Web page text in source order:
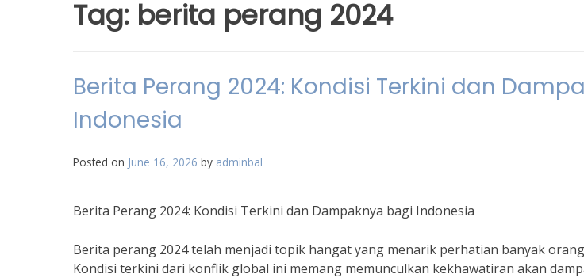
Tag: berita perang 2024
Berita Perang 2024: Kondisi Terkini dan
Indonesia
Posted on June 16, 2026 by adminbal
Berita Perang 2024: Kondisi Terkini dan Dampaknya bagi Indonesia
Berita perang 2024 telah menjadi topik hangat yang menarik perhatian banyak
Kondisi terkini dari konflik global ini memang memunculkan kekhawatiran akan